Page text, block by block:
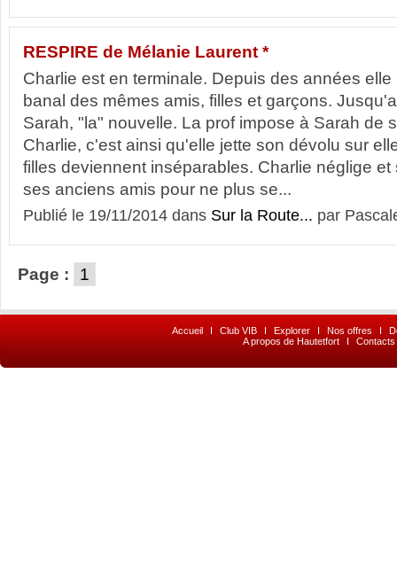
RESPIRE de Mélanie Laurent *
Charlie est en terminale. Depuis des années
banal des mêmes amis, filles et garçons.
Sarah, "la" nouvelle. La prof impose à Sarah de
Charlie, c'est ainsi qu'elle jette son dévolu sur
filles deviennent inséparables. Charlie néglige
ses anciens amis pour ne plus se...
Publié le 19/11/2014 dans Sur la Route... par
Page : 1
Accueil I Club VIB I Explorer I Nos offres I
A propos de Hautetfort
I Contacts